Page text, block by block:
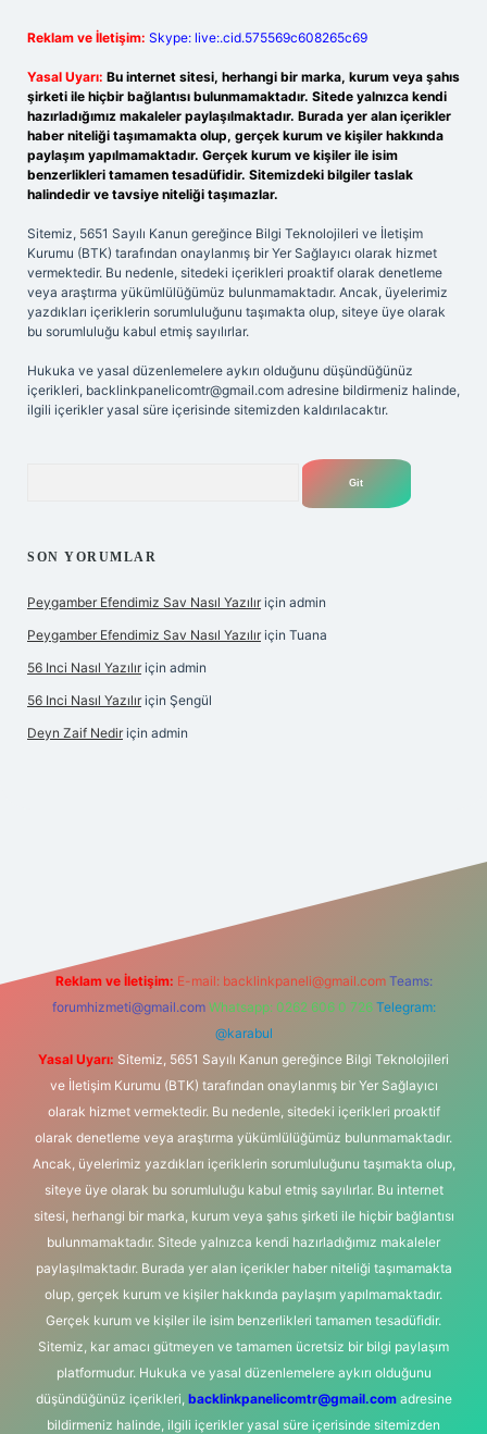
Reklam ve İletişim: Skype: live:.cid.575569c608265c69
Yasal Uyarı: Bu internet sitesi, herhangi bir marka, kurum veya şahıs
şirketi ile hiçbir bağlantısı bulunmamaktadır. Sitede yalnızca kendi
hazırladığımız makaleler paylaşılmaktadır. Burada yer alan içerikler
haber niteliği taşımamakta olup, gerçek kurum ve kişiler hakkında
paylaşım yapılmamaktadır. Gerçek kurum ve kişiler ile isim
benzerlikleri tamamen tesadüfidir. Sitemizdeki bilgiler taslak
halindedir ve tavsiye niteliği taşımazlar.
Sitemiz, 5651 Sayılı Kanun gereğince Bilgi Teknolojileri ve İletişim
Kurumu (BTK) tarafından onaylanmış bir Yer Sağlayıcı olarak hizmet
vermektedir. Bu nedenle, sitedeki içerikleri proaktif olarak denetleme
veya araştırma yükümlülüğümüz bulunmamaktadır. Ancak, üyelerimiz
yazdıkları içeriklerin sorumluluğunu taşımakta olup, siteye üye olarak
bu sorumluluğu kabul etmiş sayılırlar.
Hukuka ve yasal düzenlemelere aykırı olduğunu düşündüğünüz
içerikleri, backlinkpanelicomtr@gmail.com adresine bildirmeniz halinde,
ilgili içerikler yasal süre içerisinde sitemizden kaldırılacaktır.
SON YORUMLAR
Peygamber Efendimiz Sav Nasıl Yazılır için admin
Peygamber Efendimiz Sav Nasıl Yazılır için Tuana
56 Inci Nasıl Yazılır için admin
56 Inci Nasıl Yazılır için Şengül
Deyn Zaif Nedir için admin
Reklam ve İletişim: E-mail: backlinkpaneli@gmail.com Teams:
forumhizmeti@gmail.com Whatsapp: 0262 606 0 726 Telegram:
@karabul
Yasal Uyarı: Sitemiz, 5651 Sayılı Kanun gereğince Bilgi Teknolojileri
ve İletişim Kurumu (BTK) tarafından onaylanmış bir Yer Sağlayıcı
olarak hizmet vermektedir. Bu nedenle, sitedeki içerikleri proaktif
olarak denetleme veya araştırma yükümlülüğümüz bulunmamaktadır.
Ancak, üyelerimiz yazdıkları içeriklerin sorumluluğunu taşımakta olup,
siteye üye olarak bu sorumluluğu kabul etmiş sayılırlar. Bu internet
sitesi, herhangi bir marka, kurum veya şahıs şirketi ile hiçbir bağlantısı
bulunmamaktadır. Sitede yalnızca kendi hazırladığımız makaleler
paylaşılmaktadır. Burada yer alan içerikler haber niteliği taşımamakta
olup, gerçek kurum ve kişiler hakkında paylaşım yapılmamaktadır.
Gerçek kurum ve kişiler ile isim benzerlikleri tamamen tesadüfidir.
Sitemiz, kar amacı gütmeyen ve tamamen ücretsiz bir bilgi paylaşım
platformudur. Hukuka ve yasal düzenlemelere aykırı olduğunu
düşündüğünüz içerikleri, backlinkpanelicomtr@gmail.comadresine
bildirmeniz halinde, ilgili içerikler yasal süre içerisinde sitemizden